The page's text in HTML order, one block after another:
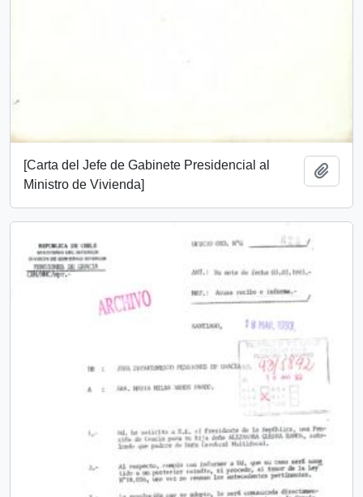
[Carta del Jefe de Gabinete Presidencial al
Ministro de Vivienda]